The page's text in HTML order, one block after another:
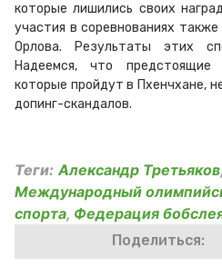
которые лишились своих
участия в соревнованиях
Орлова. Результаты этих
Надеемся, что предстоящие
которые пройдут в Пхенчхане,
допинг-скандалов.
Теги: Александр Третьяков
Международный
спорта, Федерация
Поделиться: